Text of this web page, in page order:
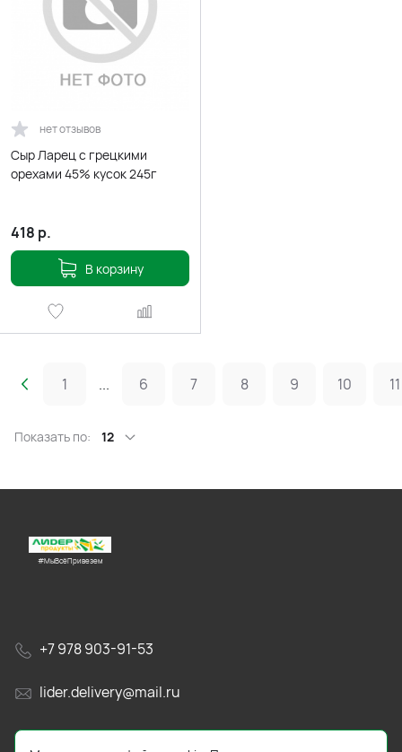
нет отзывов
Сыр Ларец с грецкими
орехами 45% кусок 245г
418 р.
В корзину
1 ... 6 7 8 9 10 11
Показать по: 12
#МыВсёПривезем
+7 978 903-91-53
lider.delivery@mail.ru
просп. Генерала Острякова, 65А